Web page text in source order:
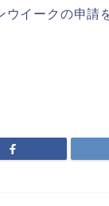
イークの申請